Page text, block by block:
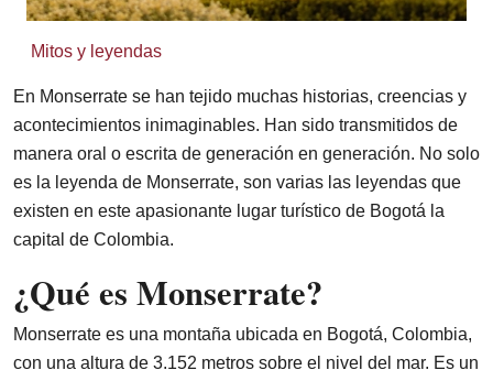
Mitos y leyendas
En Monserrate se han tejido muchas historias, creencias y
acontecimientos inimaginables. Han sido transmitidos de
manera oral o escrita de generación en generación. No solo
es la leyenda de Monserrate, son varias las leyendas que
existen en este apasionante lugar turístico de Bogotá la
capital de Colombia.
¿Qué es Monserrate?
Monserrate es una montaña ubicada en Bogotá, Colombia,
con una altura de 3.152 metros sobre el nivel del mar. Es un